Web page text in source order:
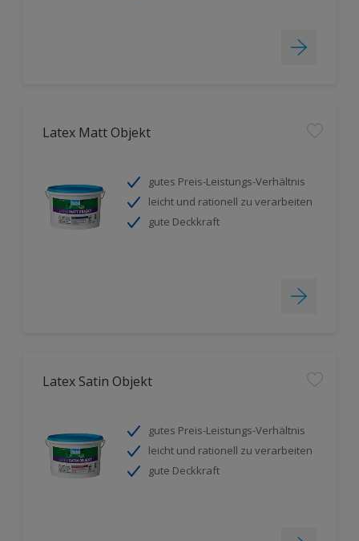
Latex Matt Objekt
gutes Preis-Leistungs-Verhältnis
leicht und rationell zu verarbeiten
gute Deckkraft
Latex Satin Objekt
gutes Preis-Leistungs-Verhältnis
leicht und rationell zu verarbeiten
gute Deckkraft